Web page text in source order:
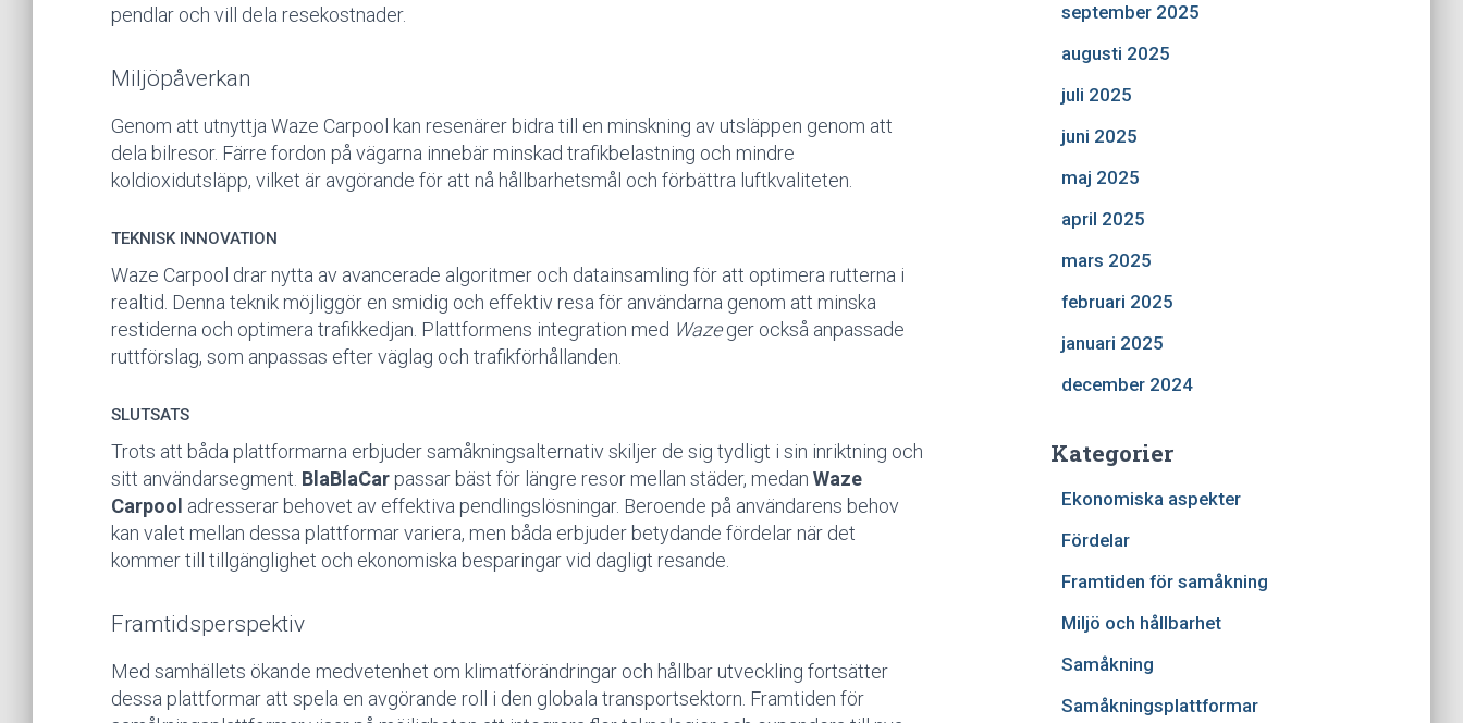
pendlar och vill dela resekostnader.
Miljöpåverkan
Genom att utnyttja Waze Carpool kan resenärer bidra till en minskning av utsläppen genom att
dela bilresor. Färre fordon på vägarna innebär minskad trafikbelastning och mindre
koldioxidutsläpp, vilket är avgörande för att nå hållbarhetsmål och förbättra luftkvaliteten.
TEKNISK INNOVATION
Waze Carpool drar nytta av avancerade algoritmer och datainsamling för att optimera rutterna i
realtid. Denna teknik möjliggör en smidig och effektiv resa för användarna genom att minska
restiderna och optimera trafikkedjan. Plattformens integration med Wazeger också anpassade
ruttförslag, som anpassas efter väglag och trafikförhållanden.
SLUTSATS
Trots att båda plattformarna erbjuder samåkningsalternativ skiljer de sig tydligt i sin inriktning och
sitt användarsegment. BlaBlaCar passar bäst för längre resor mellan städer, medan Waze
Carpool adresserar behovet av effektiva pendlingslösningar. Beroende på användarens behov
kan valet mellan dessa plattformar variera, men båda erbjuder betydande fördelar när det
kommer till tillgänglighet och ekonomiska besparingar vid dagligt resande.
Framtidsperspektiv
Med samhällets ökande medvetenhet om klimatförändringar och hållbar utveckling fortsätter
dessa plattformar att spela en avgörande roll i den globala transportsektorn. Framtiden för
september 2025
augusti 2025
juli 2025
juni 2025
maj 2025
april 2025
mars 2025
februari 2025
januari 2025
december 2024
Kategorier
Ekonomiska aspekter
Fördelar
Framtiden för samåkning
Miljö och hållbarhet
Samåkning
Samåkningsplattformar